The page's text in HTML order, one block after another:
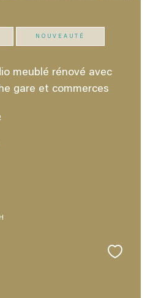
NOUVEAUTÉ
meublé rénové avec
gare et commerces